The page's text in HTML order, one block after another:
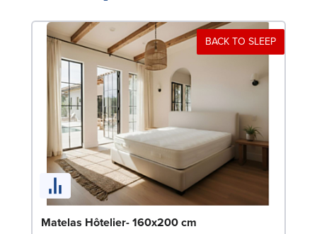
BACK TO SLEEP
Matelas Hôtelier- 160x200 cm